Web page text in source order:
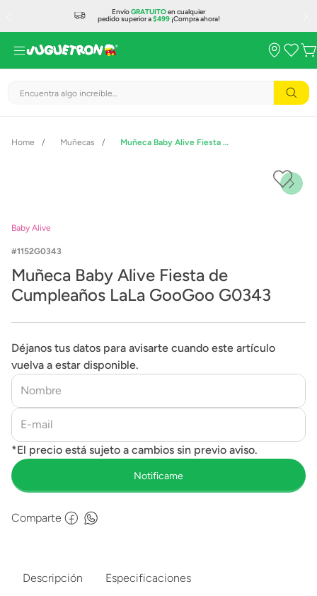
EnvíoGRATUITOen cualquier
pedido superior a$499¡Compra ahora!
Encuentra algo increíble...
Muñecas Muñeca Baby Alive Fiesta de Cumpleaños LaLa GooGoo G0343
Baby Alive
1152G0343
Muñeca Baby Alive Fiesta de
Cumpleaños LaLa GooGoo G0343
Déjanos tus datos para avisarte cuando este artículo
vuelva a estar disponible.
Comparte
Descripción Especificaciones